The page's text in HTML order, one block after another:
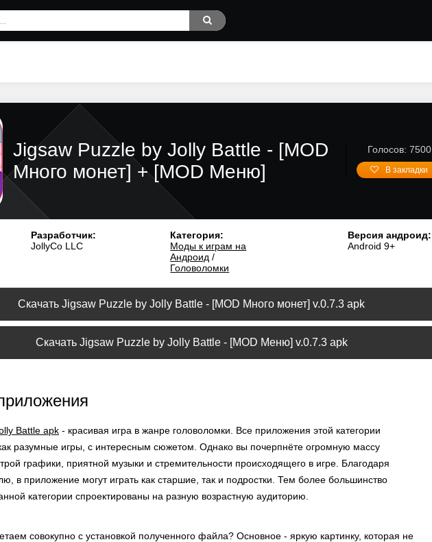
Jigsaw Puzzle by Jolly Battle - [MOD
Много монет] + [MOD Меню]
Голосов: 7500
В закладки
Разработчик:
JollyCo LLC
Категория:
Моды к играм на
Андроид /
Головоломки
Версия андроид:
Android 9+
Скачать Jigsaw Puzzle by Jolly Battle - [MOD Много монет] v.0.7.3 apk
Скачать Jigsaw Puzzle by Jolly Battle - [MOD Меню] v.0.7.3 apk
Battle apk - красивая игра в жанре головоломки. Все приложения этой категории
разумные игры, с интересным сюжетом. Однако вы почерпнёте огромную массу
графики, приятной музыки и стремительности происходящего в игре. Благодаря
в приложение могут играть как старшие, так и подростки. Тем более большинство
категории спроектированы на разную возрастную аудиторию.
совокупно с установкой полученного файла? Основное - яркую картинку, которая не